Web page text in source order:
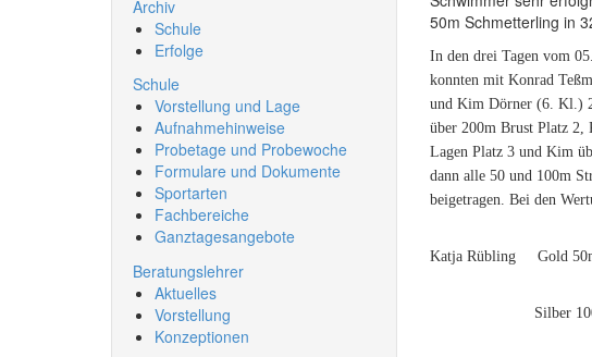
Archiv
Schule
Erfolge
Schule
Vorstellung und Lage
Aufnahmehinweise
Probetage und Probewoche
Formulare und Dokumente
Sportarten
Fachbereiche
Ganztagesangebote
Beratungslehrer
Aktuelles
Vorstellung
Konzeptionen
50m Schmetterling in
In den drei Tagen vom
konnten mit Konrad
und Kim Dörner (6. Kl.)
über 200m Brust Platz 2,
Lagen Platz 3 und Kim
dann alle 50 und 100m
beigetragen. Bei den
Katja Rübling Gold
Silber